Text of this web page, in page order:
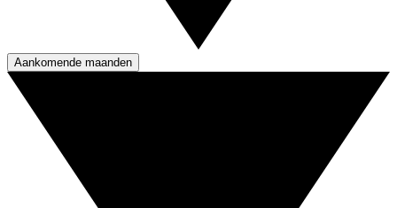
Aankomende maanden